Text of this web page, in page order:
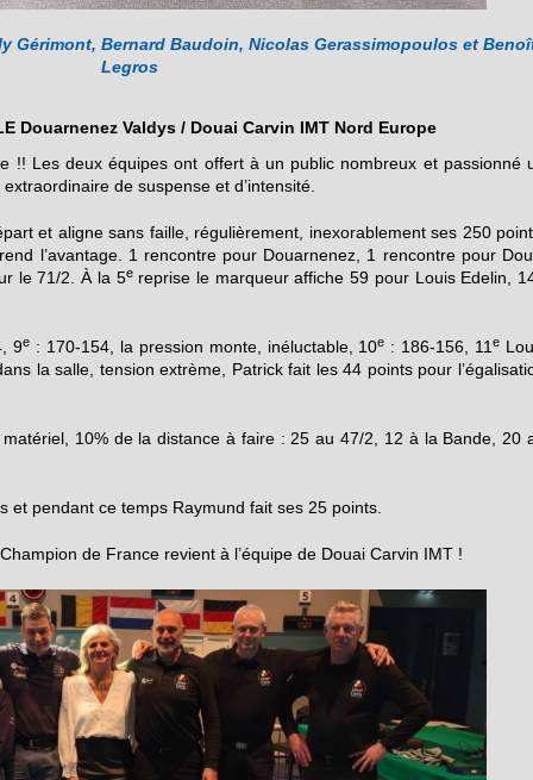
Gérimont, Bernard Baudoin, Nicolas Gerassimopoulos et
Legros
Douarnenez Valdys / Douai Carvin IMT Nord Europe
!! Les deux équipes ont offert à un public nombreux et passionné
de suspense et d’intensité.
et aligne sans faille, régulièrement, inexorablement ses 250
l’avantage. 1 rencontre pour Douarnenez, 1 rencontre pour
le 71/2. À la 5ereprise le marqueur affiche 59 pour Louis Edelin,
9e : 170-154, la pression monte, inéluctable, 10e : 186-156, 11e
la salle, tension extrème, Patrick fait les 44 points pour
10% de la distance à faire : 25 au 47/2, 12 à la Bande, 20
et pendant ce temps Raymund fait ses 25 points.
de France revient à l’équipe de Douai Carvin IMT !